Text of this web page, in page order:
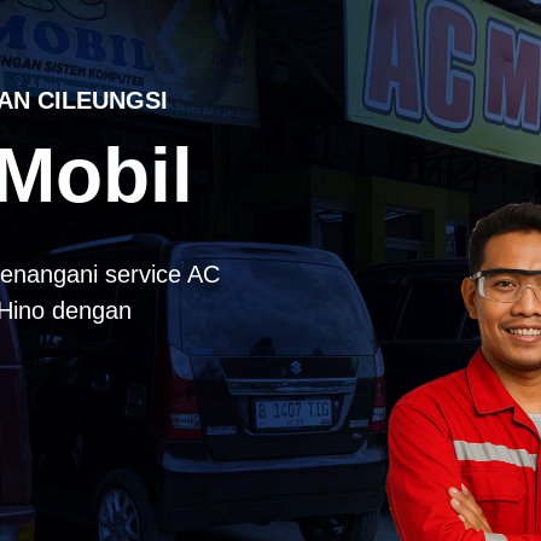
CILEUNGSI
service AC
dengan